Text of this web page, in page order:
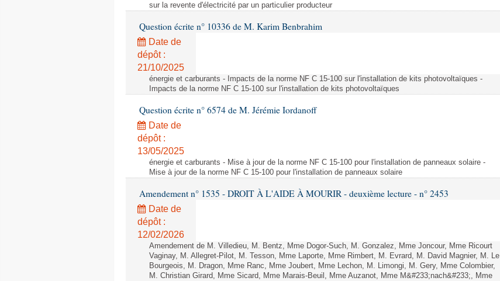
sur la revente d'électricité par un particulier producteur
Question écrite n° 10336 de M. Karim Benbrahim
Date de
dépôt :
21/10/2025
énergie et carburants - Impacts de la norme NF C 15-100 sur l'installation de kits photovoltaïques -
Impacts de la norme NF C 15-100 sur l'installation de kits photovoltaïques
Question écrite n° 6574 de M. Jérémie Iordanoff
Date de
dépôt :
13/05/2025
énergie et carburants - Mise à jour de la norme NF C 15-100 pour l'installation de panneaux solaire -
Mise à jour de la norme NF C 15-100 pour l'installation de panneaux solaire
Amendement n° 1535 - DROIT À L'AIDE À MOURIR - deuxième lecture - n° 2453
Date de
dépôt :
12/02/2026
Amendement de M. Villedieu, M. Bentz, Mme Dogor-Such, M. Gonzalez, Mme Joncour, Mme Ricourt
Vaginay, M. Allegret-Pilot, M. Tesson, Mme Laporte, Mme Rimbert, M. Evrard, M. David Magnier, M. Le
Bourgeois, M. Dragon, Mme Ranc, Mme Joubert, Mme Lechon, M. Limongi, M. Gery, Mme Colombier,
M. Christian Girard, Mme Sicard, Mme Marais-Beuil, Mme Auzanot, Mme M&#233;nach&#233;, Mme